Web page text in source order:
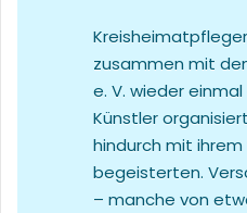
zusammen mit
e. V. wieder
Künstler
hindurch mit
begeisterten.
– manche von